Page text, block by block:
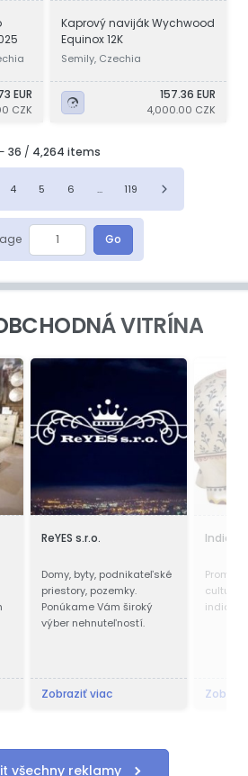
EUR
CZK
Kaprový naviják Wychwood
Equinox 12K
Semily, Czechia
157.36 EUR
4,000.00 CZK
- 36 / 4,264 items
4 5 6 ... 119
Go
VITRÍNA
ReYES s.r.o.
Domy, byty, podnikateľské
priestory, pozemky.
Ponúkame Vám široký
výber nehnuteľností.
Zobraziť viac
India
culture
indian
všechny reklamy